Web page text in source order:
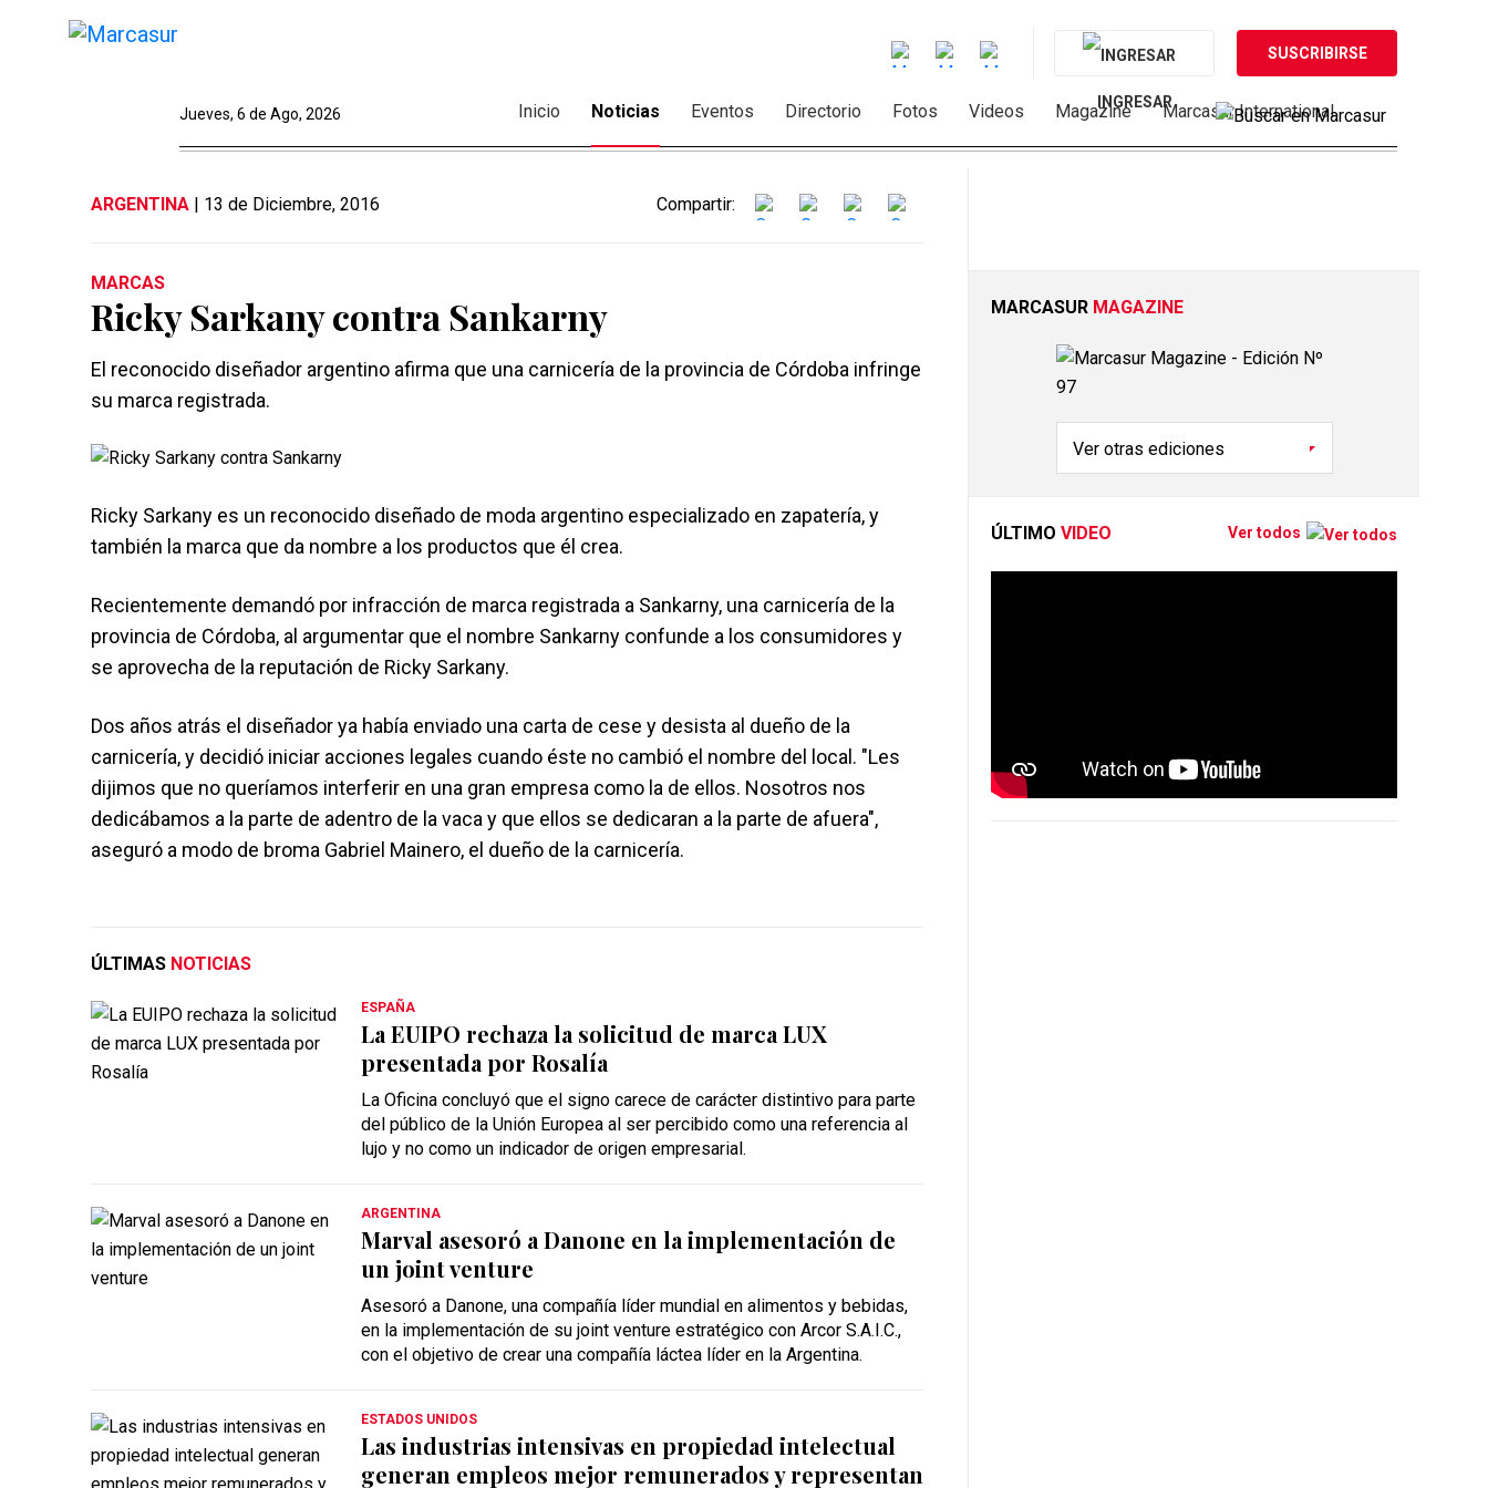
INGRESAR
SUSCRIBIRSE
Jueves, 6 de Ago, 2026 Inicio Noticias Eventos Directorio Fotos Videos Magazine Marcasur International
ARGENTINA | 13 de Diciembre, 2016 Compartir:
MARCAS
Ricky Sarkany contra Sankarny
El reconocido diseñador argentino afirma que una carnicería de la provincia de Córdoba infringe
su marca registrada.
Ricky Sarkany es un reconocido diseñado de moda argentino especializado en zapatería, y
también la marca que da nombre a los productos que él crea.
Recientemente demandó por infracción de marca registrada a Sankarny, una carnicería de la
provincia de Córdoba, al argumentar que el nombre Sankarny confunde a los consumidores y
se aprovecha de la reputación de Ricky Sarkany.
Dos años atrás el diseñador ya había enviado una carta de cese y desista al dueño de la
carnicería, y decidió iniciar acciones legales cuando éste no cambió el nombre del local. "Les
dijimos que no queríamos interferir en una gran empresa como la de ellos. Nosotros nos
dedicábamos a la parte de adentro de la vaca y que ellos se dedicaran a la parte de afuera",
aseguró a modo de broma Gabriel Mainero, el dueño de la carnicería.
ÚLTIMAS NOTICIAS
ESPAÑA
La EUIPO rechaza la solicitud de marca LUX
presentada por Rosalía
La Oficina concluyó que el signo carece de carácter distintivo para parte
del público de la Unión Europea al ser percibido como una referencia al
lujo y no como un indicador de origen empresarial.
ARGENTINA
Marval asesoró a Danone en la implementación de
un joint venture
Asesoró a Danone, una compañía líder mundial en alimentos y bebidas,
en la implementación de su joint venture estratégico con Arcor S.A.I.C.,
con el objetivo de crear una compañía láctea líder en la Argentina.
ESTADOS UNIDOS
Las industrias intensivas en propiedad intelectual
generan empleos mejor remunerados y representan
MARCASUR MAGAZINE
ÚLTIMOVIDEO Ver todos